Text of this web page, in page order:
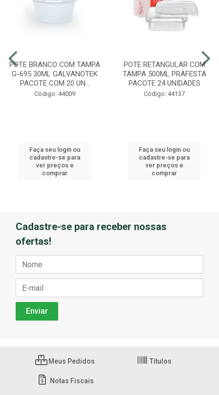
POTE BRANCO COM TAMPA
G-695 30ML GALVANOTEK
PACOTE COM 20 UN...
Código: 44009
Faça seu login ou
cadastre-se para
ver preços e
comprar
POTE RETANGULAR COM
TAMPA 500ML PRAFESTA
PACOTE 24 UNIDADES
Código: 44137
Faça seu login ou
cadastre-se para
ver preços e
comprar
Cadastre-se para receber nossas
ofertas!
Meus Pedidos Títulos
Notas Fiscais